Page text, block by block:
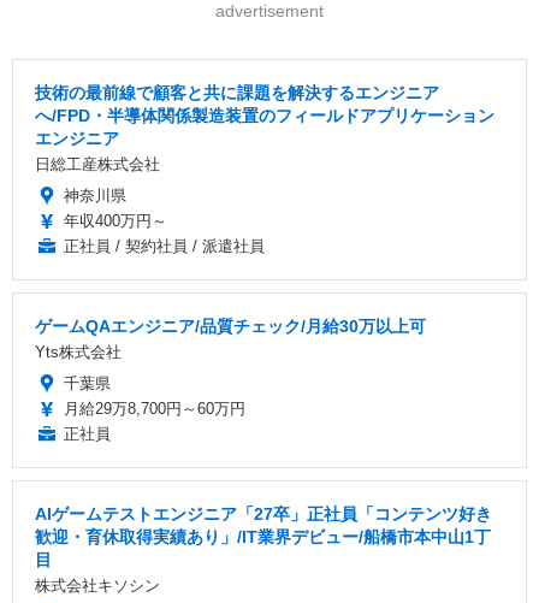
advertisement
技術の最前線で顧客と共に課題を解決するエンジニア
へ/FPD・半導体関係製造装置のフィールドアプリケーション
エンジニア
日総工産株式会社
神奈川県
年収400万円～
正社員 / 契約社員 / 派遣社員
ゲームQAエンジニア/品質チェック/月給30万以上可
Yts株式会社
千葉県
月給29万8,700円～60万円
正社員
AIゲームテストエンジニア「27卒」正社員「コンテンツ好き
歓迎・育休取得実績あり」/IT業界デビュー/船橋市本中山1丁
目
株式会社キソシン